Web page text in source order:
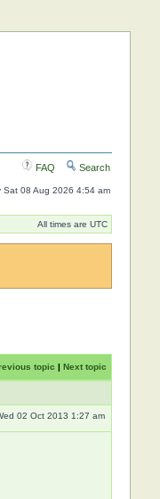
FAQ Search
Sat 08 Aug 2026 4:54 am
All times are UTC
topic | Next topic
02 Oct 2013 1:27 am